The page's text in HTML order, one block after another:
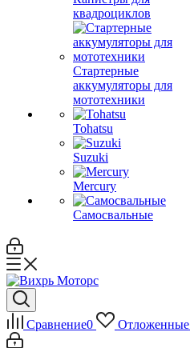
квадроциклов
Стартерные
аккумуляторы для
мототехники
Tohatsu
Suzuki
Mercury
Самосвальные
Сравнение0 Отложенные